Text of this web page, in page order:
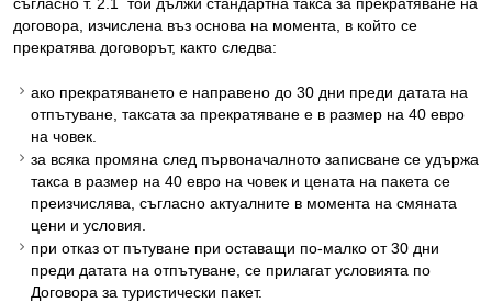
съгласно т. 2.1 той дължи стандартна такса за прекратяване на
договора, изчислена въз основа на момента, в който се
прекратява договорът, както следва:
ако прекратяването е направено до 30 дни преди датата на
отпътуване, таксата за прекратяване е в размер на 40 евро
на човек.
за всяка промяна след първоначалното записване се удържа
такса в размер на 40 евро на човек и цената на пакета се
преизчислява, съгласно актуалните в момента на смяната
цени и условия.
при отказ от пътуване при оставащи по-малко от 30 дни
преди датата на отпътуване, се прилагат условията по
Договора за туристически пакет.